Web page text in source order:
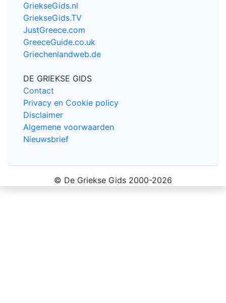
GriekseGids.nl
GriekseGids.TV
JustGreece.com
GreeceGuide.co.uk
Griechenlandweb.de
DE GRIEKSE GIDS
Contact
Privacy en Cookie policy
Disclaimer
Algemene voorwaarden
Nieuwsbrief
© De Griekse Gids 2000-2026